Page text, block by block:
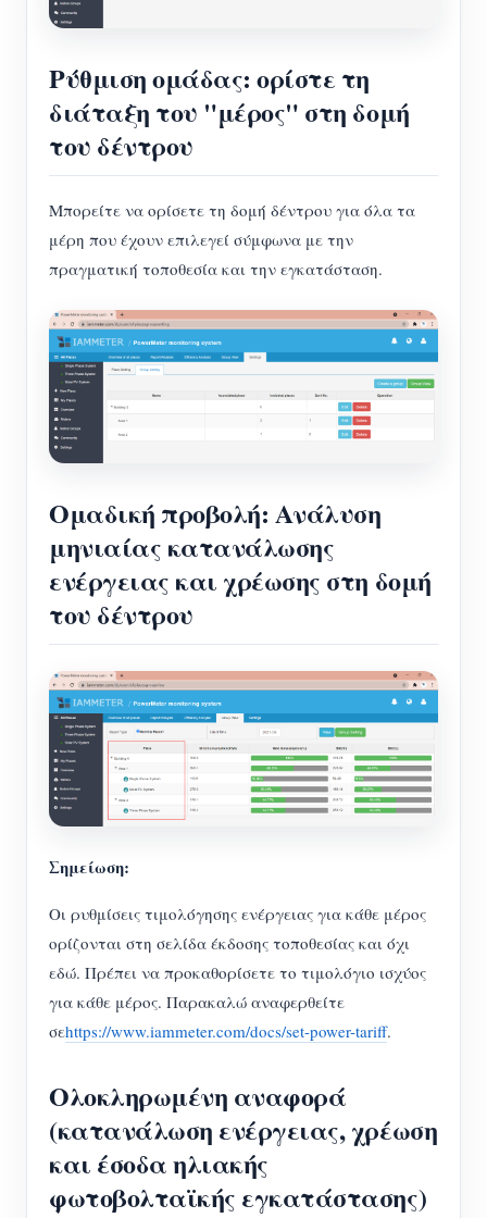
Ρύθμιση ομάδας: ορίστε τη
διάταξη του "μέρος" στη δομή
του δέντρου
Μπορείτε να ορίσετε τη δομή δέντρου για όλα τα
μέρη που έχουν επιλεγεί σύμφωνα με την
πραγματική τοποθεσία και την εγκατάσταση.
Ομαδική προβολή: Ανάλυση
μηνιαίας κατανάλωσης
ενέργειας και χρέωσης στη δομή
του δέντρου
Σημείωση:
Οι ρυθμίσεις τιμολόγησης ενέργειας για κάθε μέρος
ορίζονται στη σελίδα έκδοσης τοποθεσίας και όχι
εδώ. Πρέπει να προκαθορίσετε το τιμολόγιο ισχύος
για κάθε μέρος. Παρακαλώ αναφερθείτε
σεhttps://www.iammeter.com/docs/set-power-tariff.
Ολοκληρωμένη αναφορά
(κατανάλωση ενέργειας, χρέωση
και έσοδα ηλιακής
φωτοβολταϊκής εγκατάστασης)